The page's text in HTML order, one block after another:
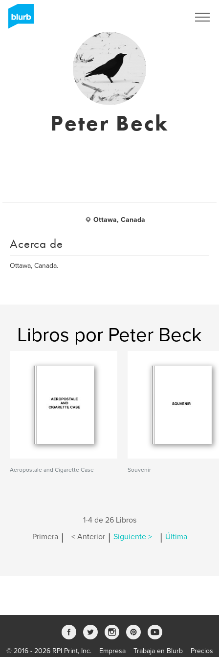
Peter Beck
Ottawa, Canada
Acerca de
Ottawa, Canada.
Libros por Peter Beck
Aeropostale and Cigarette Case Souvenir
1-4 de 26 Libros
Primera | < Anterior | Siguiente > | Última
© 2016 - 2026 RPI Print, Inc. Empresa Trabaja en Blurb Precios